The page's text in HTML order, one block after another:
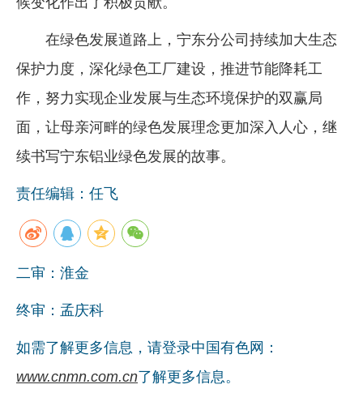
在绿色发展道路上，宁东分公司持续加大生态
保护力度，深化绿色工厂建设，推进节能降耗工
作，努力实现企业发展与生态环境保护的双赢局
面，让母亲河畔的绿色发展理念更加深入人心，继
续书写宁东铝业绿色发展的故事。
责任编辑：任飞
二审：淮金
终审：孟庆科
如需了解更多信息，请登录中国有色网：
www.cnmn.com.cn了解更多信息。